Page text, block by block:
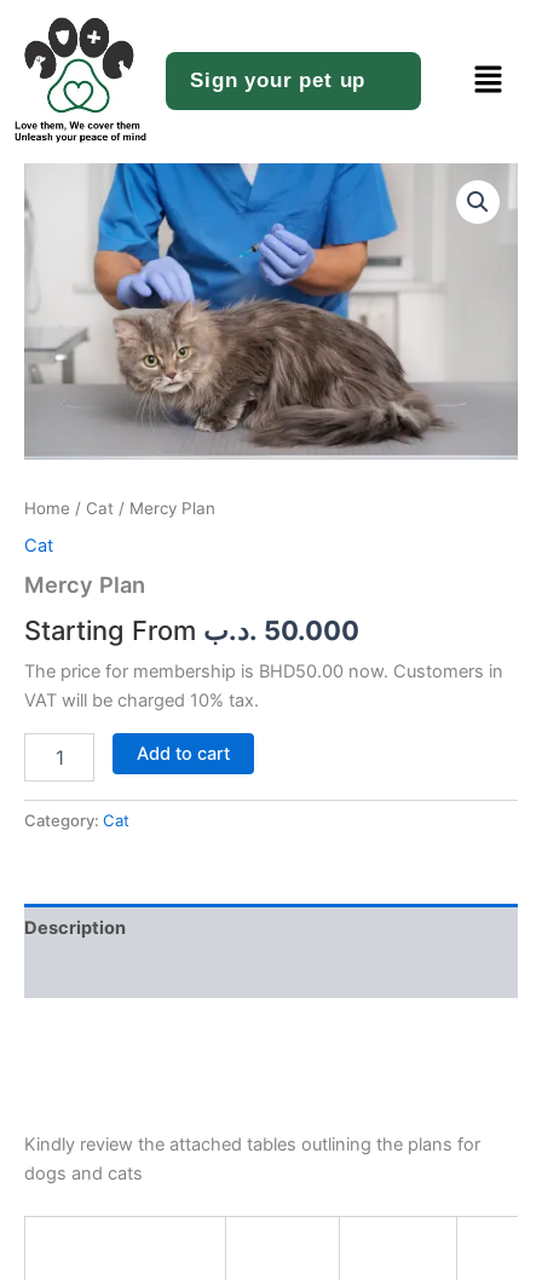
content
Sign your pet up Menu
Home / Cat / Mercy Plan
Cat
Mercy Plan
50.000 .د.ب
The price for membership is BHD50.00 now. Customers in
VAT will be charged 10% tax.
Plan
quantity
Add to cart
Category: Cat
Description
Kindly review the attached tables outlining the plans for
dogs and cats